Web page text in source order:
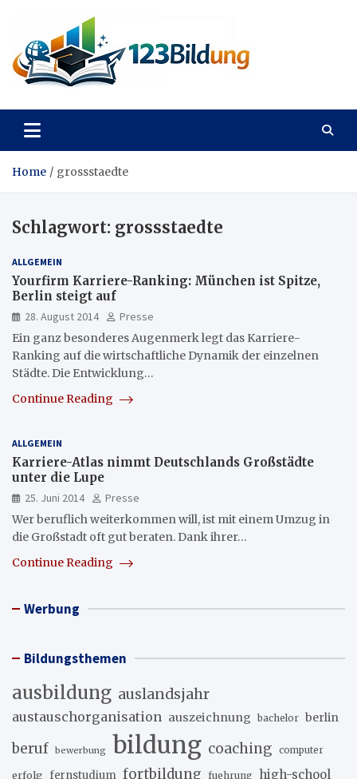
content
123Bildung
Home grossstaedte
Schlagwort: grossstaedte
ALLGEMEIN
Yourfirm Karriere-Ranking: München ist Spitze,
Berlin steigt auf
28. August 2014
Presse
Ein ganz besonderes Augenmerk legt das Karriere-
Ranking auf die wirtschaftliche Dynamik der einzelnen
Städte. Die Entwicklung…
Continue Reading
ALLGEMEIN
Karriere-Atlas nimmt Deutschlands Großstädte
unter die Lupe
25. Juni 2014
Presse
Wer beruflich weiterkommen will, ist mit einem Umzug in
die Großstadt oft gut beraten. Dank ihrer…
Continue Reading
Werbung
Bildungsthemen
ausbildung auslandsjahr
austauschorganisation auszeichnung bachelor berlin
beruf bewerbung bildung coaching computer
erfolg fernstudium fortbildung fuehrung high-school